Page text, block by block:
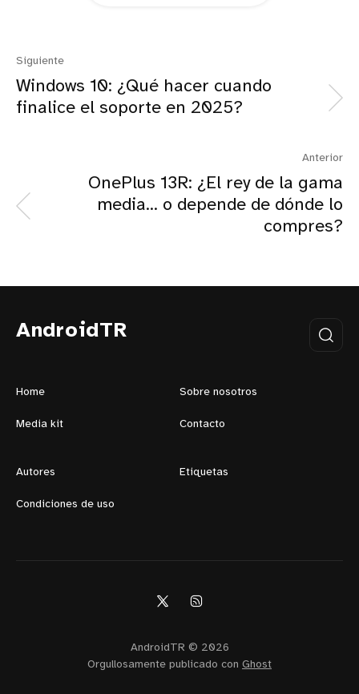
Siguiente
Windows 10: ¿Qué hacer cuando
finalice el soporte en 2025?
Anterior
OnePlus 13R: ¿El rey de la gama
media... o depende de dónde lo
compres?
AndroidTR
Home Sobre nosotros
Media kit Contacto
Autores Etiquetas
Condiciones de uso
AndroidTR © 2026
Orgullosamente publicado con Ghost